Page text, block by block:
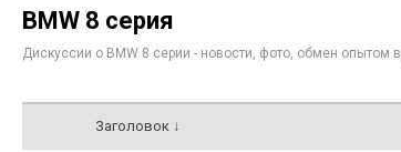
BMW 8 серия
Дискуссии о BMW 8 серии - новости, фото, обмен опытом
Заголовок ↓